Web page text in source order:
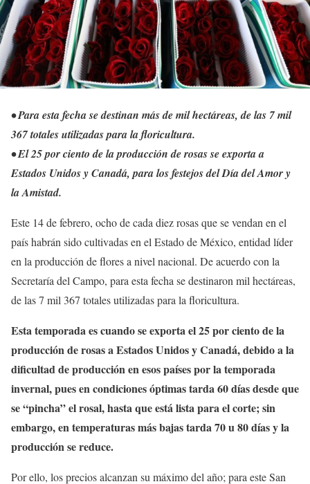
• Para esta fecha se destinan más de mil hectáreas, de las 7 mil
367 totales utilizadas para la floricultura.
• El 25 por ciento de la producción de rosas se exporta a
Estados Unidos y Canadá, para los festejos del Día del Amor y
la Amistad.
Este 14 de febrero, ocho de cada diez rosas que se vendan en el
país habrán sido cultivadas en el Estado de México, entidad líder
en la producción de flores a nivel nacional. De acuerdo con la
Secretaría del Campo, para esta fecha se destinaron mil hectáreas,
de las 7 mil 367 totales utilizadas para la floricultura.
Esta temporada es cuando se exporta el 25 por ciento de la
producción de rosas a Estados Unidos y Canadá, debido a la
dificultad de producción en esos países por la temporada
invernal, pues en condiciones óptimas tarda 60 días desde que
se “pincha” el rosal, hasta que está lista para el corte; sin
embargo, en temperaturas más bajas tarda 70 u 80 días y la
producción se reduce.
Por ello, los precios alcanzan su máximo del año; para este San